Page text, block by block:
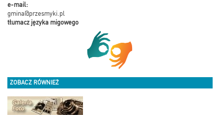
e-mail:
gmina@przesmyki.pl
tłumacz języka migowego
ZOBACZ RÓWNIEŻ